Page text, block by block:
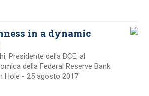
in a dynamic
Presidente della BCE, al
della Federal Reserve Bank
Hole - 25 agosto 2017